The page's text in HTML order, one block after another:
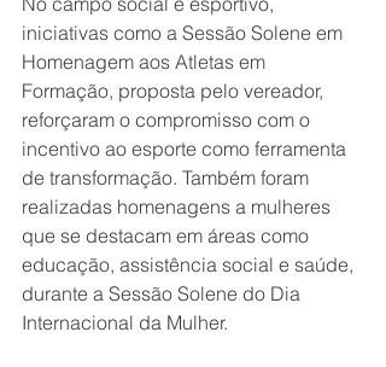
iniciativas como a Sessão Solene em
Homenagem aos Atletas em
Formação, proposta pelo vereador,
reforçaram o compromisso com o
incentivo ao esporte como ferramenta
de transformação. Também foram
realizadas homenagens a mulheres
que se destacam em áreas como
educação, assistência social e saúde,
durante a Sessão Solene do Dia
Internacional da Mulher.